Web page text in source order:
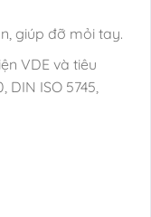
giúp đỡ mỏi tay.
VDE và tiêu
DIN ISO 5745,